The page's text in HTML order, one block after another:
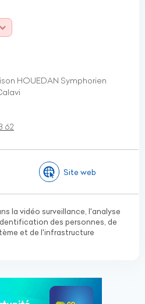
HOUEDAN Symphorien
62
Site web
la vidéo surveillance, l'analyse
des personnes, de
et de l'infrastructure